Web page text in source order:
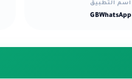
اسم التطبيق
GBWhatsApp